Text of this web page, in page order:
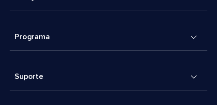
Programa
Suporte